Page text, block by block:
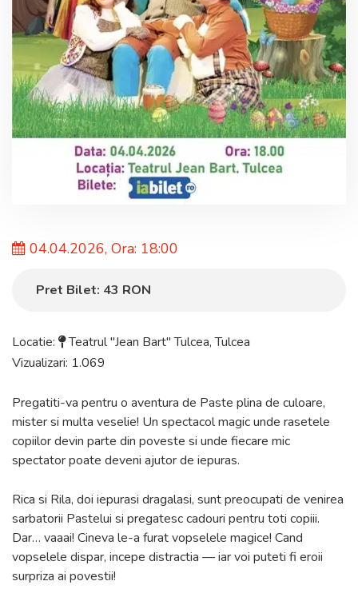
04.04.2026, Ora: 18:00
Pret Bilet: 43 RON
Locatie: Teatrul "Jean Bart" Tulcea,Tulcea
Vizualizari: 1.069
Pregatiti-va pentru o aventura de Paste plina de culoare,
mister si multa veselie! Un spectacol magic unde rasetele
copiilor devin parte din poveste si unde fiecare mic
spectator poate deveni ajutor de iepuras.
Rica si Rila, doi iepurasi dragalasi, sunt preocupati de venirea
sarbatorii Pastelui si pregatesc cadouri pentru toti copiii.
Dar… vaaai! Cineva le-a furat vopselele magice! Cand
vopselele dispar, incepe distractia — iar voi puteti fi eroii
surpriza ai povestii!